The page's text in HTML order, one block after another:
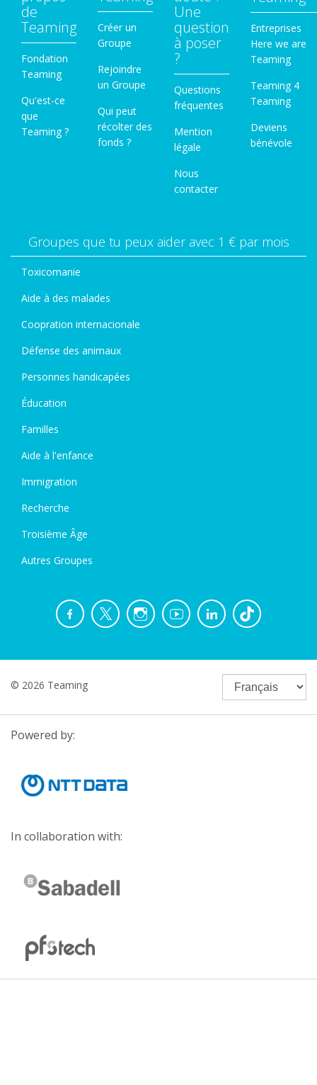
de
Teaming
Fondation
Teaming
Qu'est-ce
que
Teaming ?
Créer un
Groupe
Rejoindre
un Groupe
Qui peut
récolter des
fonds ?
Une
question
à poser
?
Questions
fréquentes
Mention
légale
Nous
contacter
Entreprises
Here we are
Teaming
Teaming 4
Teaming
Deviens
bénévole
Groupes que tu peux aider avec 1 € par mois
Toxicomanie
Aide à des malades
Coopration internacionale
Défense des animaux
Personnes handicapées
Éducation
Familles
Aide à l'enfance
Immigration
Recherche
Troisième Âge
Autres Groupes
© 2026 Teaming
Powered by:
In collaboration with: